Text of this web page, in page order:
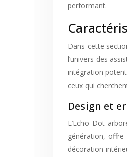
performant.
Dans cette
l’univers des
intégration
ceux qui
Design et
L’Echo Dot
génération,
décoration